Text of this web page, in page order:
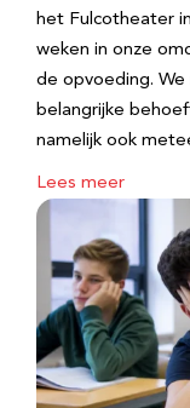
het Fulcotheater
weken in onze
de opvoeding.
belangrijke
namelijk ook
Lees meer